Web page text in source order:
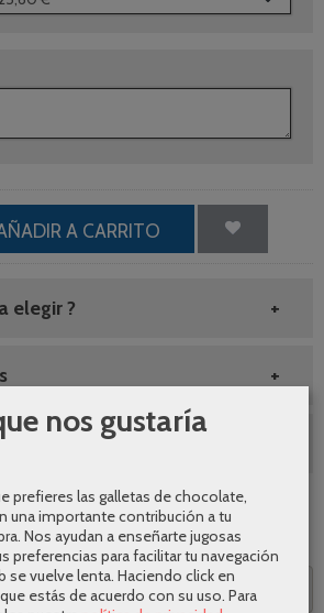
A CARRITO
elegir ?
AGOSTO
Tags:|Comentarios
nos gustaría
prefieres las galletas de chocolate,
una importante contribución a tu
Nos ayudan a enseñarte jugosas
preferencias para facilitar tu navegación
se vuelve lenta. Haciendo click en
estás de acuerdo con su uso. Para